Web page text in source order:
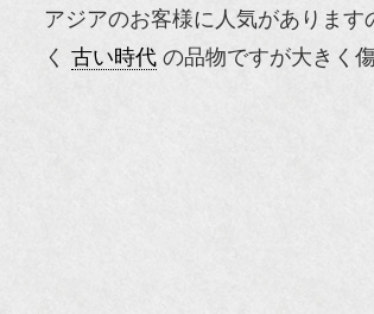
アジアのお客様に人気がありま
く 古い時代 の品物ですが大きく